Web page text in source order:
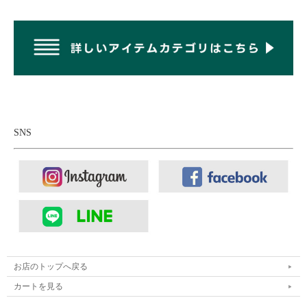
収納内部には、財布などを仕分けやすいポケット
を配備。鍵やパスケースなどを取り付けられるレ
SNS
お店のトップへ戻る
カートを見る